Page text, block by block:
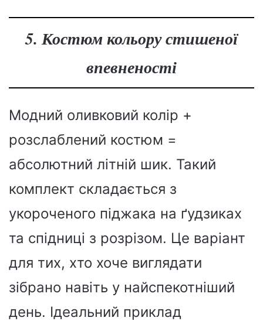
5. Костюм кольору стишеної
впевненості
Модний оливковий колір +
розслаблений костюм =
абсолютний літній шик. Такий
комплект складається з
укороченого піджака на ґудзиках
та спідниці з розрізом. Це варіант
для тих, хто хоче виглядати
зібрано навіть у найспекотніший
день. Ідеальний приклад